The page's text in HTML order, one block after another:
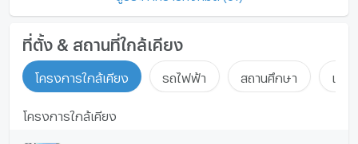
ที่ตั้ง & สถานที่ใกล้เคียง
โครงการใกล้เคียง รถไฟฟ้า สถานศึกษา แหล่
โครงการใกล้เคียง